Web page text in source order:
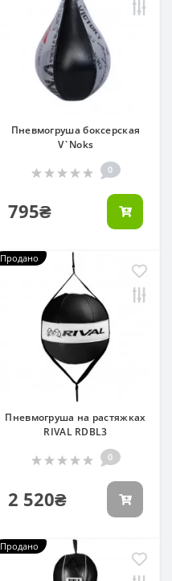
Пневмогруша боксерская
V`Noks
0
795₴
Продано
Пневмогруша на растяжках
RIVAL RDBL3
0
2 520₴
Продано